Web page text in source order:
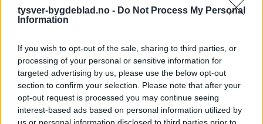
tysver-bygdeblad.no - Do Not Process My Personal
Information
If you wish to opt-out of the sale, sharing to third parties, or
processing of your personal or sensitive information for
targeted advertising by us, please use the below opt-out
section to confirm your selection. Please note that after your
opt-out request is processed you may continue seeing
interest-based ads based on personal information utilized by
us or personal information disclosed to third parties prior to
Sommerpraten
– Finner roen på hytta